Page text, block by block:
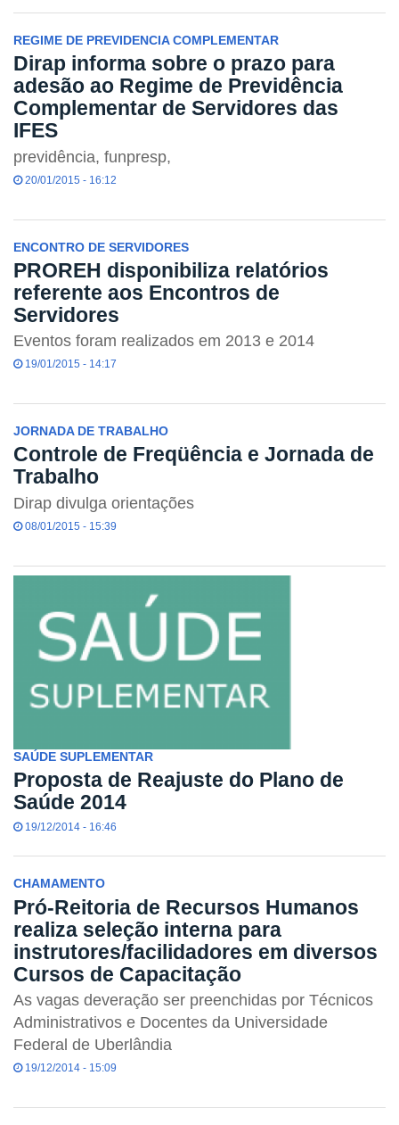
REGIME DE PREVIDENCIA COMPLEMENTAR
Dirap informa sobre o prazo para
adesão ao Regime de Previdência
Complementar de Servidores das
IFES
previdência, funpresp,
20/01/2015 - 16:12
ENCONTRO DE SERVIDORES
PROREH disponibiliza relatórios
referente aos Encontros de
Servidores
Eventos foram realizados em 2013 e 2014
19/01/2015 - 14:17
JORNADA DE TRABALHO
Controle de Freqüência e Jornada de
Trabalho
Dirap divulga orientações
08/01/2015 - 15:39
SAÚDE SUPLEMENTAR
Proposta de Reajuste do Plano de
Saúde 2014
19/12/2014 - 16:46
CHAMAMENTO
Pró-Reitoria de Recursos Humanos
realiza seleção interna para
instrutores/facilidadores em diversos
Cursos de Capacitação
As vagas deveração ser preenchidas por Técnicos
Administrativos e Docentes da Universidade
Federal de Uberlândia
19/12/2014 - 15:09